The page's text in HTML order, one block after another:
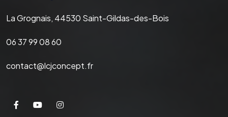
La Grognais, 44530 Saint-Gildas-des-Bois
06 37 99 08 60
contact@lcjconcept.fr